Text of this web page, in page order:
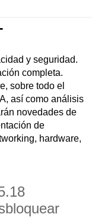
y seguridad.
completa.
sobre todo el
así como análisis
novedades de
de
hardware,